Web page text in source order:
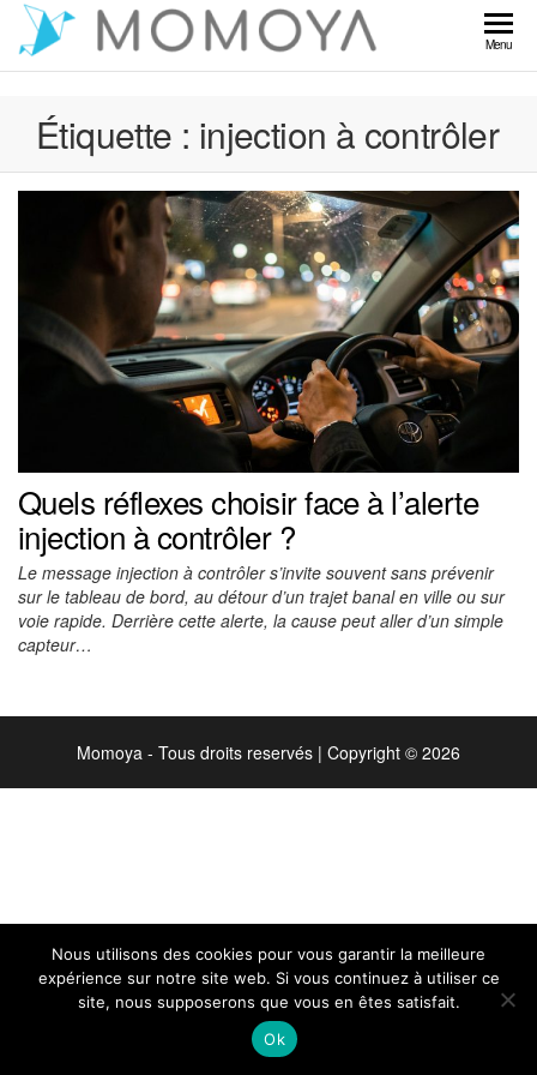
Skip
the
Momoya
Menu
Étiquette : injection à contrôler
Quels réflexes choisir face à l’alerte
injection à contrôler ?
Le message injection à contrôler s’invite souvent sans prévenir
sur le tableau de bord, au détour d’un trajet banal en ville ou sur
voie rapide. Derrière cette alerte, la cause peut aller d’un simple
capteur…
Momoya - Tous droits reservés | Copyright © 2026
Nous utilisons des cookies pour vous garantir la meilleure
expérience sur notre site web. Si vous continuez à utiliser ce
site, nous supposerons que vous en êtes satisfait.
Ok